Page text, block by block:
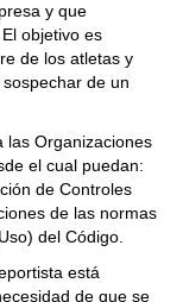
y que
objetivo es
de los atletas y
de un
las Organizaciones
el cual puedan:
de Controles
de las normas
del Código.
está
de que se